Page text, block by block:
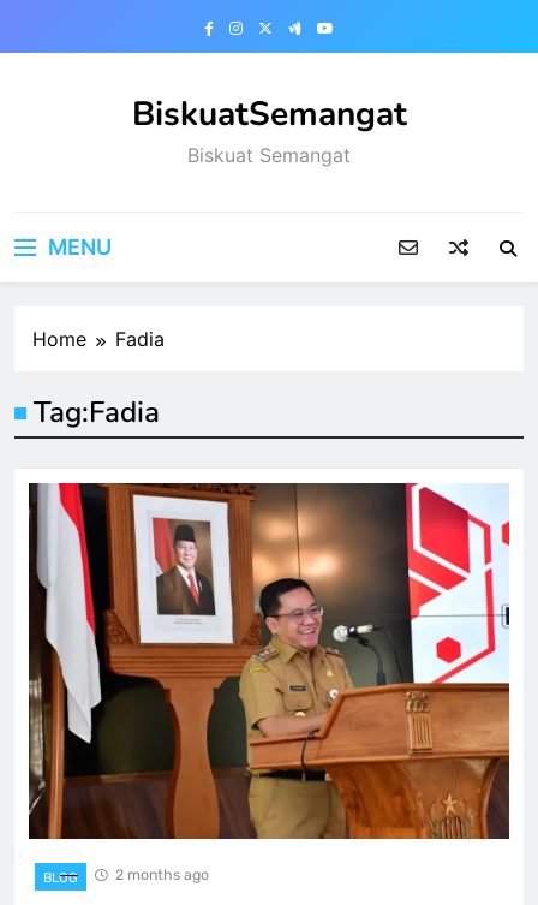
BiskuatSemangat
Biskuat Semangat
MENU
Home Fadia
Tag:Fadia
BLOG 2 months ago